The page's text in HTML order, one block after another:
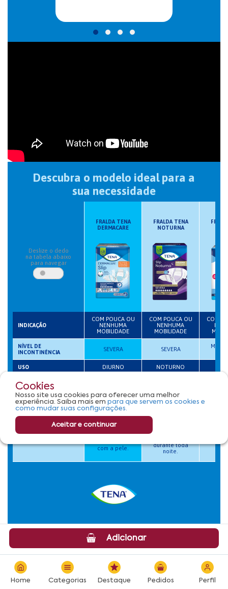
Adicionar
Cookies
Nosso site usa cookies para oferecer uma melhor
experiência. Saiba mais em para que servem os cookies e
como mudar suas configurações.
Aceitar e continuar
Home Categorias Destaque Pedidos Perfil